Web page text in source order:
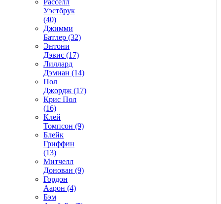
Уэстбрук
(40)
Джимми
Батлер (32)
Энтони
Дэвис (17)
Лиллард
Дэмиан (14)
Пол
Джордж (17)
Крис Пол
(16)
Клей
Томпсон (9)
Блейк
Гриффин
(13)
Митчелл
Донован (9)
Гордон
Аарон (4)
Бэм